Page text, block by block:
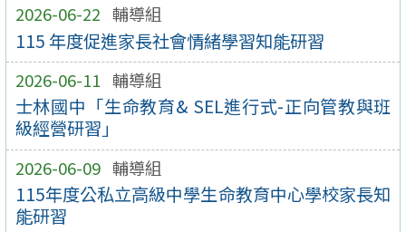
2026-06-22 輔導組
115 年度促進家長社會情緒學習知能研習
2026-06-11 輔導組
士林國中「生命教育& SEL進行式-正向管教與班
級經營研習」
2026-06-09 輔導組
115年度公私立高級中學生命教育中心學校家長知
能研習